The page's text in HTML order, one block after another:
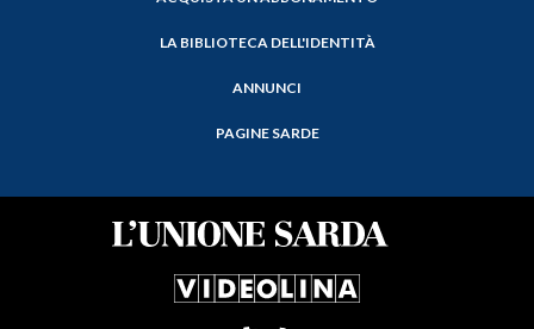
LA BIBLIOTECA DELL'IDENTITÀ
ANNUNCI
PAGINE SARDE